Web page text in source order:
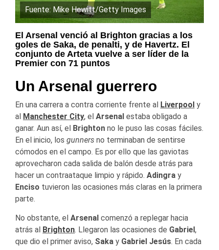
Fuente: Mike Hewitt/Getty Images
El Arsenal venció al Brighton gracias a los
goles de Saka, de penalti, y de Havertz. El
conjunto de Arteta vuelve a ser líder de la
Premier con 71 puntos
Un Arsenal guerrero
En una carrera a contra corriente frente al Liverpool y
al Manchester City, el Arsenal estaba obligado a
ganar. Aun así, el Brighton no le puso las cosas fáciles.
En el inicio, los gunners no terminaban de sentirse
cómodos en el campo. Es por ello que las gaviotas
aprovecharon cada salida de balón desde atrás para
hacer un contraataque limpio y rápido. Adingra y
Enciso tuvieron las ocasiones más claras en la primera
parte.
No obstante, el Arsenal comenzó a replegar hacia
atrás al Brighton. Llegaron las ocasiones de Gabriel,
que dio el primer aviso, Saka y Gabriel Jesús. En cada